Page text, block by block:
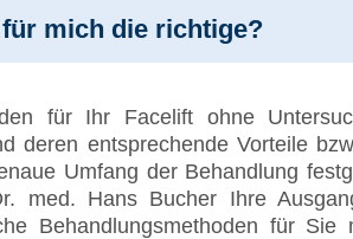
mich die richtige?
für Ihr Facelift ohne
deren entsprechende Vorteile
Umfang der Behandlung
med. Hans Bucher Ihre
Behandlungsmethoden für